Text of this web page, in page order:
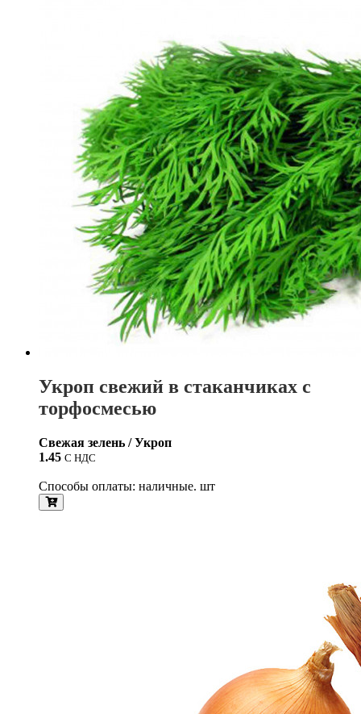
Укроп свежий в стаканчиках с
торфосмесью
Свежая зелень / Укроп
1.45 С НДС
Способы оплаты: наличные. шт